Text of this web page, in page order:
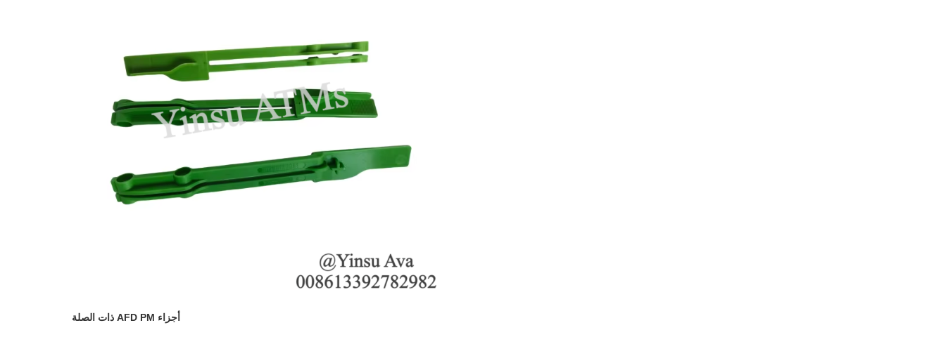
أجزاء AFD PM ذات الصلة